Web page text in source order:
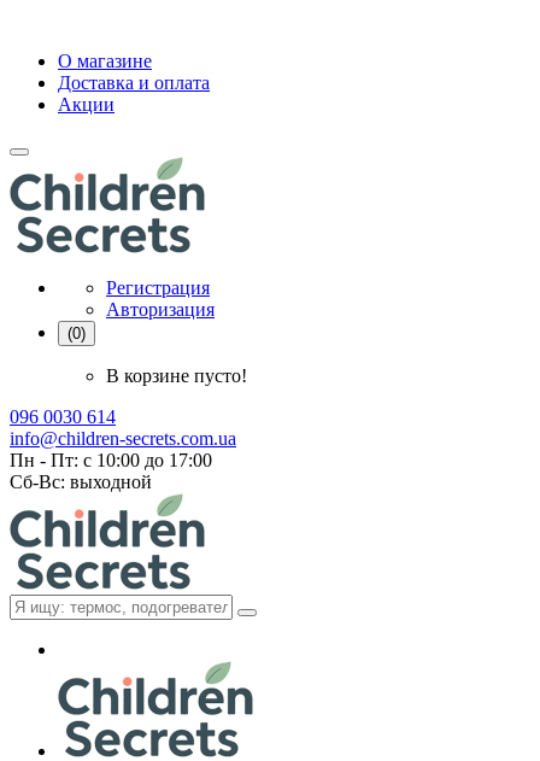
О магазине
Доставка и оплата
Акции
Регистрация
Авторизация
(0)
В корзине пусто!
096 0030 614
info@children-secrets.com.ua
Пн - Пт: с 10:00 до 17:00
Сб-Вс: выходной